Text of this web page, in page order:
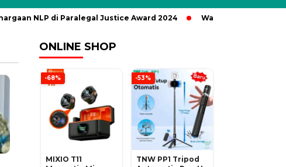
NLP di Paralegal Justice Award 2024 Wakil Bupati
ONLINE SHOP
-68%
MIXIO T11
-53%
TNW PP1 Tripod